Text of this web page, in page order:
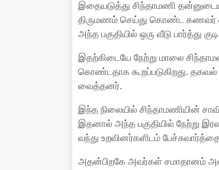
இதையடுத்து சிந்தாமணி
திருமணம் செய்து கொண்ட கணவர்
அந்த பகுதியில் ஒரு வீடு பார்த்து
இதற்கிடையே நேற்று மாலை
கொண்டதாக கூறப்படுகிறது. தகவல்
வைத்தனர்.
இந்த நிலையில் சிந்தாமணியின்
இதனால் அந்த பகுதியில் நேற்று
வந்து உறவினர்களிடம்
அதன்பிறகே அவர்கள் சமாதானம்